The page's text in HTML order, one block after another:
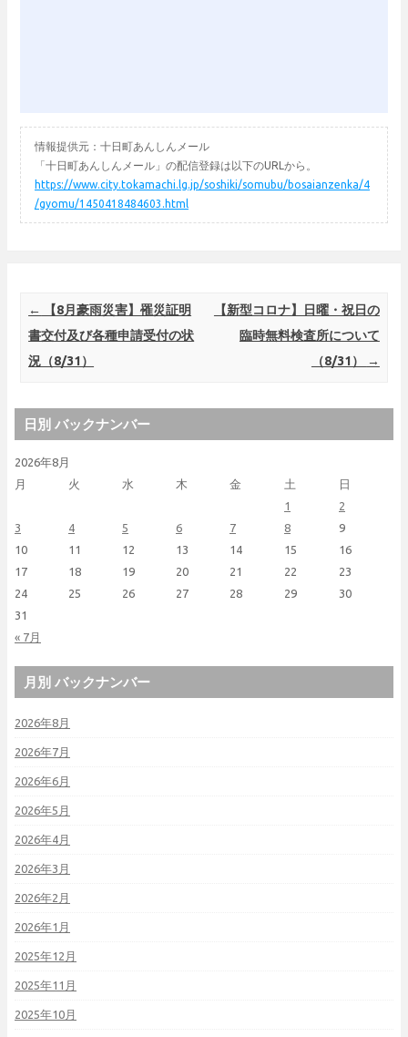
情報提供元：十日町あんしんメール
「十日町あんしんメール」の配信登録は以下のURLから。
https://www.city.tokamachi.lg.jp/soshiki/somubu/bosaianzenka/4
/gyomu/1450418484603.html
Post navigation
←
【8月豪雨災害】罹災証明
書交付及び各種申請受付の状
況（8/31）
【新型コロナ】日曜・祝日の
臨時無料検査所について
（8/31）
→
日別 バックナンバー
2026年8月
月
火 水 木 金 土 日
« 7月
1
2
3
4 5 6 7 8
9
10
11 12 13 14 15
16
17
18 19 20 21 22
23
24
25 26 27 28 29
30
31
月別 バックナンバー
2026年8月
2026年7月
2026年6月
2026年5月
2026年4月
2026年3月
2026年2月
2026年1月
2025年12月
2025年11月
2025年10月